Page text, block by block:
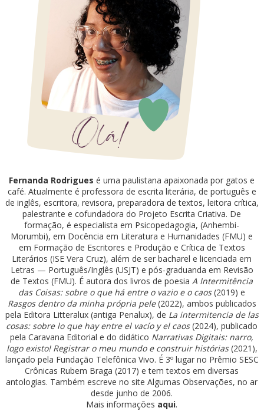
Fernanda Rodrigues é uma paulistana apaixonada por gatos e
café. Atualmente é professora de escrita literária, de português e
de inglês, escritora, revisora, preparadora de textos, leitora crítica,
palestrante e cofundadora do Projeto Escrita Criativa. De
formação, é especialista em Psicopedagogia, (Anhembi-
Morumbi), em Docência em Literatura e Humanidades (FMU) e
em Formação de Escritores e Produção e Crítica de Textos
Literários (ISE Vera Cruz), além de ser bacharel e licenciada em
Letras — Português/Inglês (USJT) e pós-graduanda em Revisão
de Textos (FMU). É autora dos livros de poesiaA Intermitência
das Coisas: sobre o que há entre o vazio e o caos(2019) e
Rasgos dentro da minha própria pele(2022), ambos publicados
pela Editora Litteralux (antiga Penalux), de La intermitencia de las
cosas: sobre lo que hay entre el vacío y el caos(2024), publicado
pela Caravana Editorial e do didático Narrativas Digitais: narro,
logo existo! Registrar o meu mundo e construir histórias(2021),
lançado pela Fundação Telefônica Vivo. É 3º lugar no Prêmio SESC
Crônicas Rubem Braga (2017) e tem textos em diversas
antologias. Também escreve no site Algumas Observações, no ar
desde junho de 2006.
Mais informações aqui.